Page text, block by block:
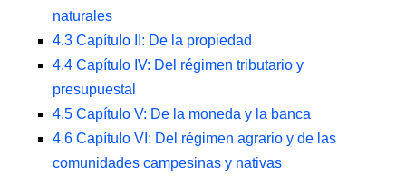
naturales
4.3 Capítulo II: De la propiedad
4.4 Capítulo IV: Del régimen tributario y
presupuestal
4.5 Capítulo V: De la moneda y la banca
4.6 Capítulo VI: Del régimen agrario y de las
comunidades campesinas y nativas